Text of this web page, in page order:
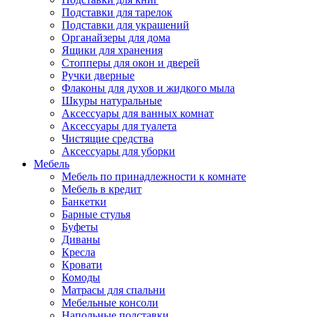
Подставки для тарелок
Подставки для украшений
Органайзеры для дома
Ящики для хранения
Стопперы для окон и дверей
Ручки дверные
Флаконы для духов и жидкого мыла
Шкуры натуральные
Аксессуары для ванных комнат
Аксессуары для туалета
Чистящие средства
Аксессуары для уборки
Мебель
Мебель по принадлежности к комнате
Мебель в кредит
Банкетки
Барные стулья
Буфеты
Диваны
Кресла
Кровати
Комоды
Матрасы для спальни
Мебельные консоли